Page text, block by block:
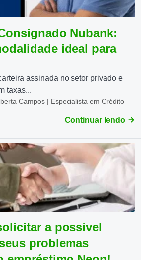
Nubank:
ideal para
assinada no setor privado e
taxas...
Campos | Especialista em Crédito
Continuar lendo
a possível
problemas